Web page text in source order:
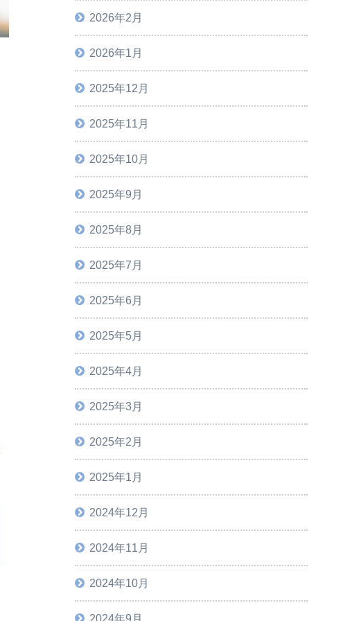
2026年2月
2026年1月
2025年12月
2025年11月
2025年10月
2025年9月
2025年8月
2025年7月
2025年6月
2025年5月
2025年4月
2025年3月
2025年2月
2025年1月
2024年12月
2024年11月
2024年10月
2024年9月